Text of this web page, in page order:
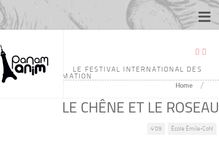
LE FESTIVAL INTERNATIONAL DES
ÉCOLES D'ANIMATION
Home /
LE CHÊNE ET LE ROSEAU
4'09 École Émile-Cohl